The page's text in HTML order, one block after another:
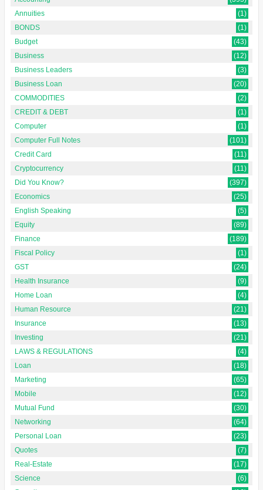
Annuities
(1)
BONDS
(1)
Budget
(43)
Business
(12)
Business Leaders
(3)
Business Loan
(20)
COMMODITIES
(2)
CREDIT & DEBT
(1)
Computer
(1)
Computer Full Notes
(101)
Credit Card
(11)
Cryptocurrency
(11)
Did You Know?
(397)
Economics
(25)
English Speaking
(5)
Equity
(89)
Finance
(189)
Fiscal Policy
(1)
GST
(24)
Health Insurance
(9)
Home Loan
(4)
Human Resource
(21)
Insurance
(13)
Investing
(21)
LAWS & REGULATIONS
(4)
Loan
(18)
Marketing
(65)
Mobile
(12)
Mutual Fund
(30)
Networking
(64)
Personal Loan
(23)
Quotes
(7)
Real-Estate
(17)
Science
(6)